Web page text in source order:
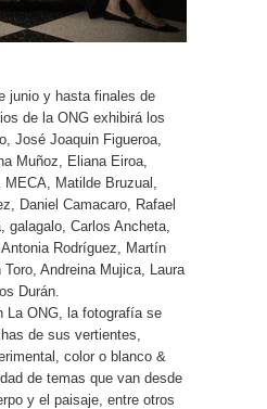
junio y hasta finales de
de la ONG exhibirá los
José Joaquin Figueroa,
Muñoz, Eliana Eiroa,
Matilde Bruzual,
Daniel Camacaro, Rafael
galagalo, Carlos Ancheta,
Rodríguez, Martín
Andreina Mujica, Laura
Durán.
La ONG, la fotografía se
de sus vertientes,
color o blanco &
de temas que van desde
y el paisaje, entre otros